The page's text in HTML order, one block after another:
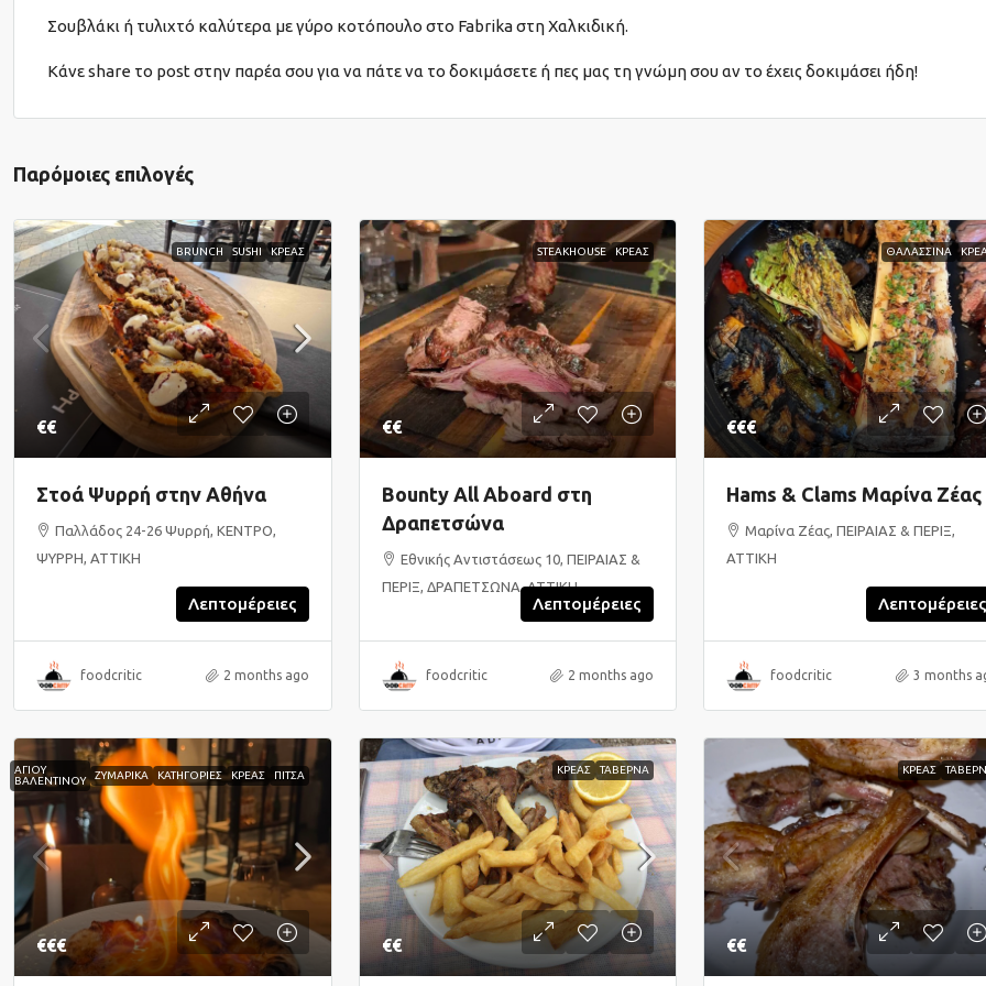
Σουβλάκι ή τυλιχτό καλύτερα με γύρο κοτόπουλο στο Fabrika στη Χαλκιδική.
Κάνε share το post στην παρέα σου για να πάτε να το δοκιμάσετε ή πες μας τη γνώμη σου αν το έχεις δοκιμάσει ήδη!
Παρόμοιες επιλογές
BRUNCH SUSHI ΚΡΕΑΣ
€€
Στοά Ψυρρή στην Αθήνα
Παλλάδος 24-26 Ψυρρή, ΚΕΝΤΡΟ,
ΨΥΡΡΗ, ΑΤΤΙΚΗ
Λεπτομέρειες
foodcritic 2 months ago
STEAKHOUSE ΚΡΕΑΣ
€€
Bounty All Aboard στη
Δραπετσώνα
Εθνικής Αντιστάσεως 10, ΠΕΙΡΑΙΑΣ &
ΠΕΡΙΞ, ΔΡΑΠΕΤΣΩΝΑ, ΑΤΤΙΚΗ
Λεπτομέρειες
foodcritic 2 months ago
ΘΑΛΑΣΣΙΝΑ
€€€
Hams & Clams Μαρίνα Ζέας
Μαρίνα Ζέας, ΠΕΙΡΑΙΑΣ & ΠΕΡΙΞ,
ΑΤΤΙΚΗ
Λεπτομέρειες
foodcritic 3 months
ΑΓΙΟΥ
ΒΑΛΕΝΤΙΝΟΥ
ΖΥΜΑΡΙΚΑ ΚΑΤΗΓΟΡΙΕΣ ΚΡΕΑΣ ΠΙΤΣΑ
€€€
ΚΡΕΑΣ ΤΑΒΕΡΝΑ
€€
ΚΡΕΑΣ
€€